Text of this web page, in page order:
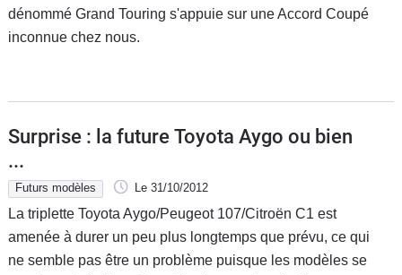
dénommé Grand Touring s'appuie sur une Accord Coupé
inconnue chez nous.
Surprise : la future Toyota Aygo ou bien
...
Futurs modèles Le 31/10/2012
La triplette Toyota Aygo/Peugeot 107/Citroën C1 est
amenée à durer un peu plus longtemps que prévu, ce qui
ne semble pas être un problème puisque les modèles se